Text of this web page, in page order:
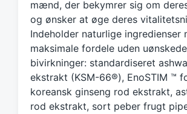
d
w
i
h
mænd, der bekymrer sig om
og ønsker at øge deres
Indeholder naturlige ingredienser
maksimale fordele uden uønskede
bivirkninger: standardiseret
ekstrakt (KSM-66®), EnoSTIM ™
koreansk ginseng rod ekstrakt,
rod ekstrakt, sort peber frugt